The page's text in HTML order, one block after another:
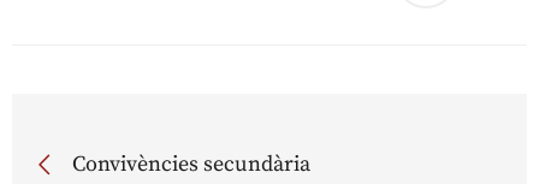
Convivències secundària